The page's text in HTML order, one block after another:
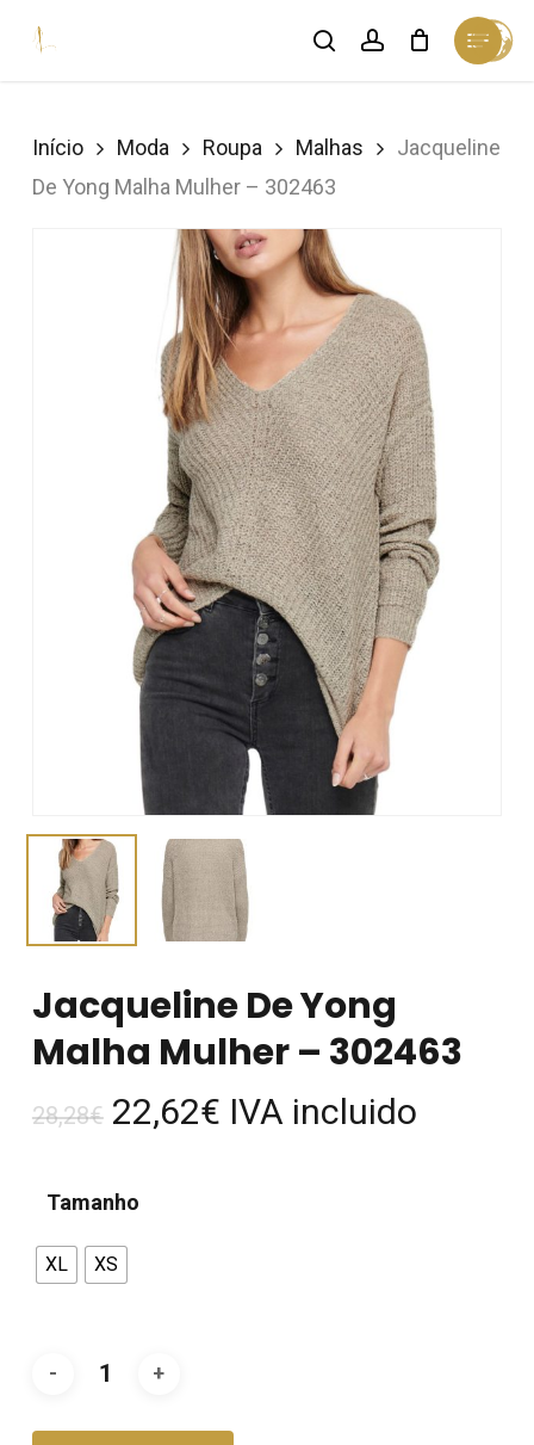
searchaccount
Menu
Close
Cart
Início Moda Roupa Malhas
Jacqueline
De Yong Malha Mulher – 302463
Jacqueline De Yong
Malha Mulher – 302463
28,28€ O
era:
28,28€.
22,62€OIVA incluido
Tamanho
XL XS